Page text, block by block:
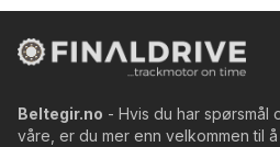
Beltegir.no - Hvis du har spørsmål
våre, er du mer enn velkommen til